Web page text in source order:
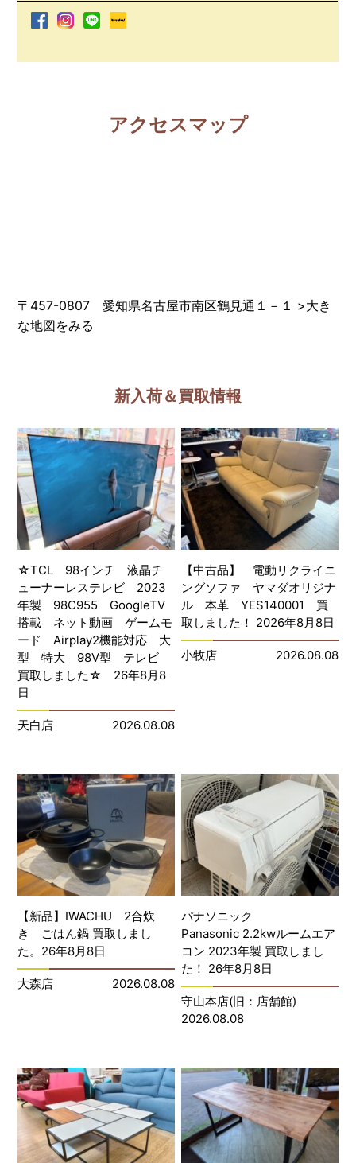
アクセスマップ
〒457-0807 愛知県名古屋市南区鶴見通１－１ >大き
な地図をみる
新入荷＆買取情報
☆TCL 98インチ 液晶チ
ューナーレステレビ 2023
年製 98C955 GoogleTV
搭載 ネット動画 ゲームモ
ード Airplay2機能対応 大
型 特大 98V型 テレビ
買取しました☆ 26年8月8
日
天白店 2026.08.08
【中古品】 電動リクライニ
ングソファ ヤマダオリジナ
ル 本革 YES140001 買
取しました！ 2026年8月8日
小牧店 2026.08.08
【新品】IWACHU 2合炊
き ごはん鍋 買取しまし
た。26年8月8日
大森店 2026.08.08
パナソニック
Panasonic 2.2kwルームエア
コン 2023年製 買取しまし
た！ 26年8月8日
守山本店(旧：店舗館)
2026.08.08